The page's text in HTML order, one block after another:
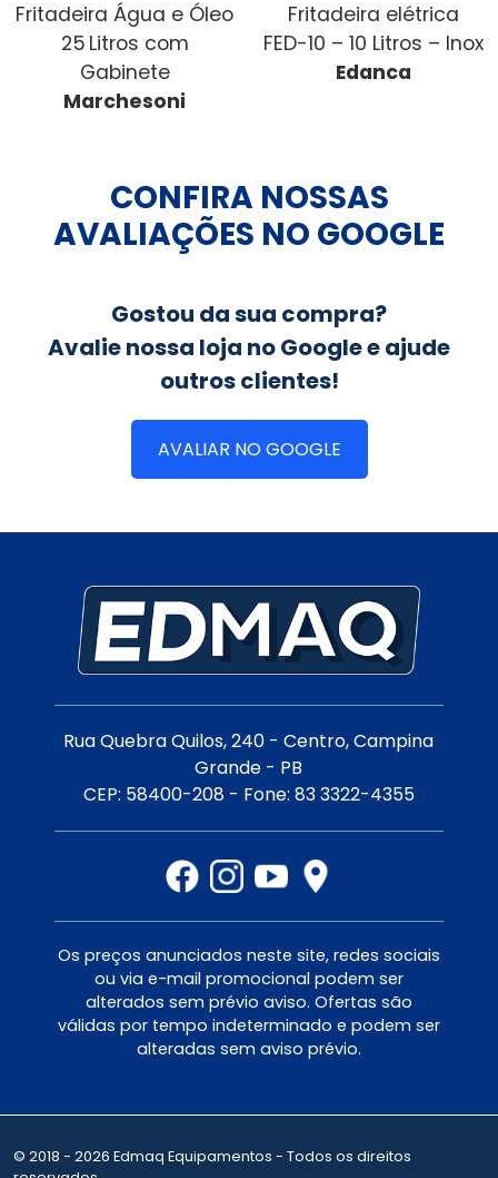
Fritadeira Água e Óleo
25 Litros com
Gabinete
Marchesoni
Fritadeira elétrica
FED-10 – 10 Litros – Inox
Edanca
CONFIRA NOSSAS
AVALIAÇÕES NO GOOGLE
Gostou da sua compra?
Avalie nossa loja no Google e ajude
outros clientes!
AVALIAR NO GOOGLE
Rua Quebra Quilos, 240 - Centro, Campina
Grande - PB
CEP: 58400-208 - Fone: 83 3322-4355
Os preços anunciados neste site, redes sociais
ou via e-mail promocional podem ser
alterados sem prévio aviso. Ofertas são
válidas por tempo indeterminado e podem ser
alteradas sem aviso prévio.
© 2018 - 2026 Edmaq Equipamentos - Todos os direitos